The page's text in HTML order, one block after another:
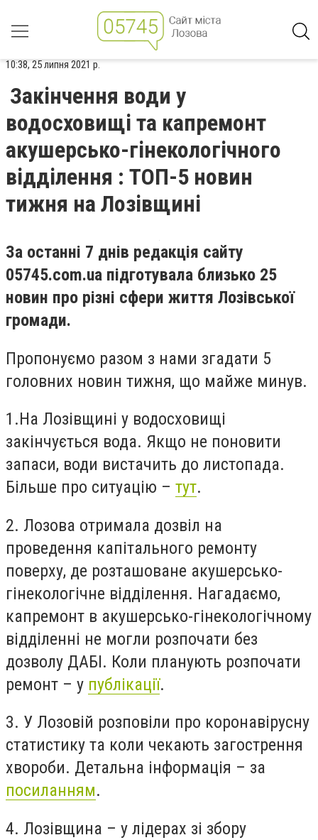
10:38, 25 липня 2021 р.
Закінчення води у
водосховищі та капремонт
акушерсько-гінекологічного
відділення : ТОП-5 новин
тижня на Лозівщині
За останні 7 днів редакція сайту
05745.com.ua підготувала близько 25
новин про різні сфери життя Лозівської
громади.
Пропонуємо разом з нами згадати 5
головних новин тижня, що майже минув.
1.На Лозівщині у водосховищі
закінчується вода. Якщо не поновити
запаси, води вистачить до листопада.
Більше про ситуацію – тут.
2. Лозова отримала дозвіл на
проведення капітального ремонту
поверху, де розташоване акушерсько-
гінекологічне відділення. Нагадаємо,
капремонт в акушерсько-гінекологічному
відділенні не могли розпочати без
дозволу ДАБІ. Коли планують розпочати
ремонт – у публікації.
3. У Лозовій розповіли про коронавірусну
статистику та коли чекають загострення
хвороби. Детальна інформація – за
посиланням.
4. Лозівщина – у лідерах зі збору